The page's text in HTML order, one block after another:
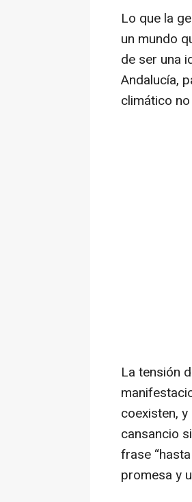
Lo que la
un mundo
de ser una
Andalucía,
climático
La tensión
coexisten,
cansancio
frase
promesa y